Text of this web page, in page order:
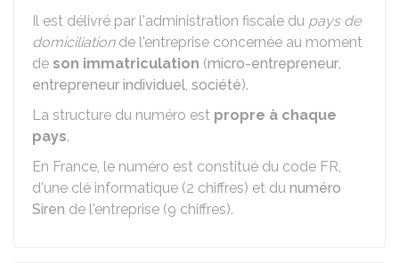
Il est délivré par l'administration fiscale du pays de
domiciliationde l'entreprise concernée au moment
de son immatriculation (micro-entrepreneur,
entrepreneur individuel, société).
La structure du numéro est propre à chaque
pays.
En France, le numéro est constitué du code FR,
d'une clé informatique (2 chiffres) et du numéro
Siren de l'entreprise (9 chiffres).